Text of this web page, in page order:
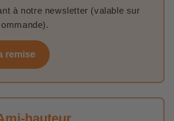
à notre newsletter (valable sur
remise